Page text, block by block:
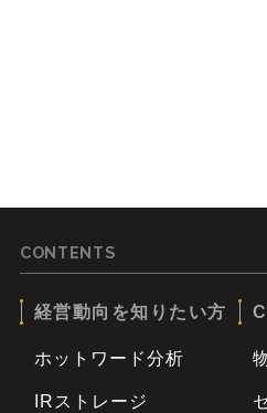
CONTENTS
経営動向を知りたい方
ホットワード分析
IRストレージ